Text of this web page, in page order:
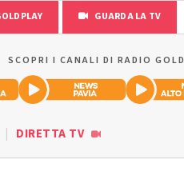
GUARDA LA TV
SCOPRI I CANALI DI RADIO GOLD
DIRETTA TV